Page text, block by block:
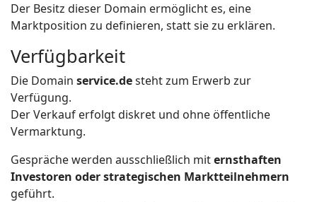
Der Besitz dieser Domain ermöglicht es, eine
Marktposition zu definieren, statt sie zu erklären.
Verfügbarkeit
Die Domain service.desteht zum Erwerb zur
Verfügung.
Der Verkauf erfolgt diskret und ohne öffentliche
Vermarktung.
Gespräche werden ausschließlich miternsthaften
Investoren oder strategischen Marktteilnehmern
geführt.